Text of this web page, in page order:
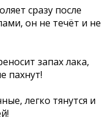
сразу после
он не течёт и не
запах лака,
пахнут!
легко тянутся и